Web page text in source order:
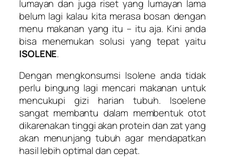
lumayan dan juga riset yang lumayan lama
belum lagi kalau kita merasa bosan dengan
menu makanan yang itu – itu aja. Kini anda
bisa menemukan solusi yang tepat yaitu
ISOLENE.
Dengan mengkonsumsi Isolene anda tidak
perlu bingung lagi mencari makanan untuk
mencukupi gizi harian tubuh. Isoelene
sangat membantu dalam membentuk otot
dikarenakan tinggi akan protein dan zat yang
akan menunjang tubuh agar mendapatkan
hasil lebih optimal dan cepat.